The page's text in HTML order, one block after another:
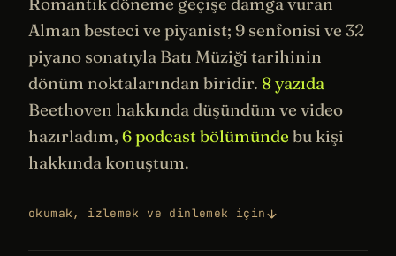
Alman besteci ve piyanist; 9 senfonisi ve 32
piyano sonatıyla Batı Müziği tarihinin
dönüm noktalarından biridir. 8 yazıda
Beethoven hakkında düşündüm ve video
hazırladım, 6 podcast bölümünde bu kişi
hakkında konuştum.
okumak, izlemek ve dinlemek için